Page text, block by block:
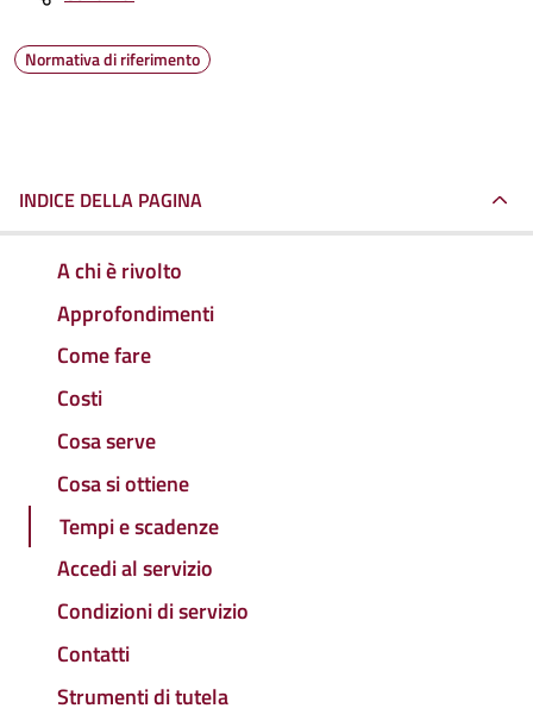
Normativa di riferimento
INDICE DELLA PAGINA
A chi è rivolto
Approfondimenti
Come fare
Costi
Cosa serve
Cosa si ottiene
Tempi e scadenze
Accedi al servizio
Condizioni di servizio
Contatti
Strumenti di tutela